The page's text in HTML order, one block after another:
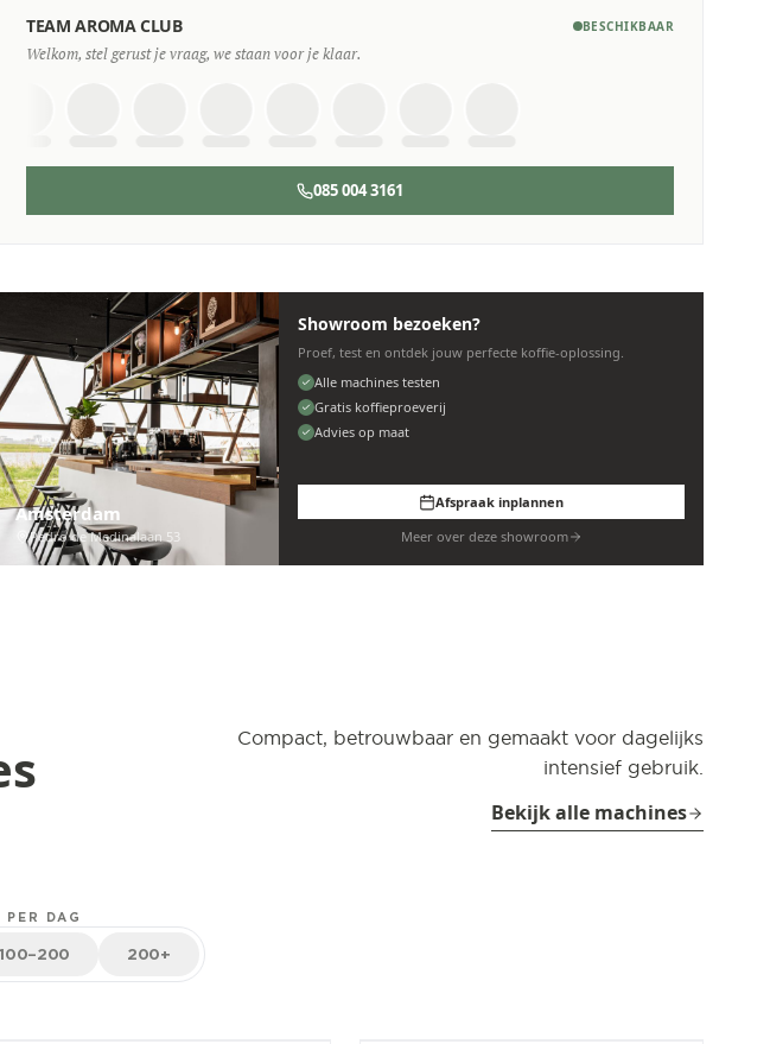
TEAM AROMA CLUB BESCHIKBAAR
Welkom, stel gerust je vraag, we staan voor je klaar.
085 004 3161
Amsterdam
Pedro de Medinalaan 53
Showroom bezoeken?
Proef, test en ontdek jouw perfecte koffie-oplossing.
Alle machines testen
Gratis koffieproeverij
Advies op maat
Afspraak inplannen
Meer over deze showroom
Compact, betrouwbaar en gemaakt voor dagelijks
intensief gebruik.
Bekijk alle machines
DAG
100–200 200+